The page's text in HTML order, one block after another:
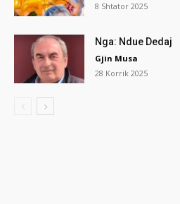
8 Shtator 2025
Nga: Ndue Dedaj
Gjin Musa
28 Korrik 2025